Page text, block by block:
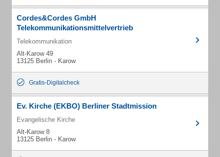
Cordes&Cordes GmbH
Telekommunikationsmittelvertrieb
Telekommunikation
Alt-Karow 49
13125 Berlin - Karow
Gratis-Digitalcheck
Ev. Kirche (EKBO) Berliner Stadtmission
Evangelische Kirche
Alt-Karow 8
13125 Berlin - Karow